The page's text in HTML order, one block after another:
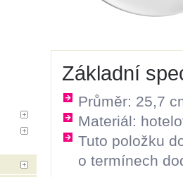
Základní
Průměr: 25,7
Materiál:
Tuto položku
o termínech